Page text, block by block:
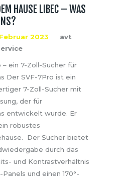
HAUSE LIBEC – WAS
2023
avt
– ein 7-Zoll-Sucher für
Der SVF-7Pro ist ein
7-Zoll-Sucher mit
der für
entwickelt wurde. Er
robustes
Der Sucher bietet
durch das
und Kontrastverhältnis
und einen 170°-